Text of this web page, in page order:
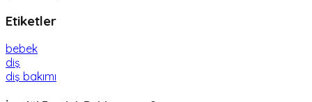
Etiketler
bebek
diş
diş bakımı